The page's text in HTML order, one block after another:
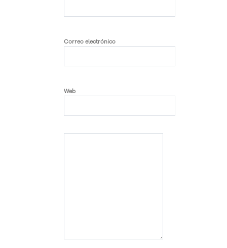
Correo electrónico
Web